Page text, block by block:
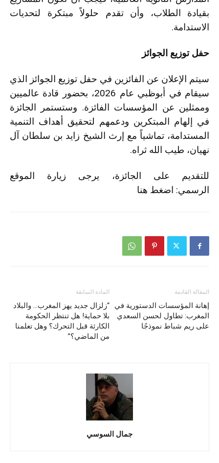
بقيادة الطلاب، وأن تقدم حلولاً مبتكرة لتحديات
الاستدامة.
حفل توزيع الجوائز
سيتم الإعلان عن الفائزين في حفل توزيع الجوائز الذي
سيقام في أبوظبي عام 2026، بحضور قادة عالميين
وممثلين عن المؤسسات الفائزة. وستستمر الجائزة
في إلهام المبتكرين ودعمهم لتحقيق أهداف التنمية
المستدامة، تماشياً مع إرث الشيخ زايد بن سلطان آل
نهيان، طيب الله ثراه.
للتقديم على الجائزة، يرجى زيارة الموقع
الرسمي: اضغط هنا
المادة السابقة
“زلزال جديد يهز المغرب… والبلاد
بلا حماية! هل تنتظر الحكومة
الكارثة قبل التحرك؟ وهل تعلمنا
من الماضي؟”
المقالة القادمة
إهانة المؤسسات الدستورية في
المغرب: تطاول لحسن السعدي
على ريم شباط نموذجًا
جمال السوسي